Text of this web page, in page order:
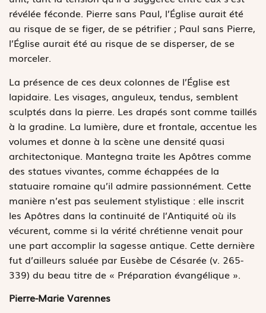
révélée féconde. Pierre sans Paul, l’Église aurait été
au risque de se figer, de se pétrifier ; Paul sans Pierre,
l’Église aurait été au risque de se disperser, de se
morceler.
La présence de ces deux colonnes de l’Église est
lapidaire. Les visages, anguleux, tendus, semblent
sculptés dans la pierre. Les drapés sont comme taillés
à la gradine. La lumière, dure et frontale, accentue les
volumes et donne à la scène une densité quasi
architectonique. Mantegna traite les Apôtres comme
des statues vivantes, comme échappées de la
statuaire romaine qu’il admire passionnément. Cette
manière n’est pas seulement stylistique : elle inscrit
les Apôtres dans la continuité de l’Antiquité où ils
vécurent, comme si la vérité chrétienne venait pour
une part accomplir la sagesse antique. Cette dernière
fut d’ailleurs saluée par Eusèbe de Césarée (v. 265-
339) du beau titre de « Préparation évangélique ».
Pierre-Marie Varennes